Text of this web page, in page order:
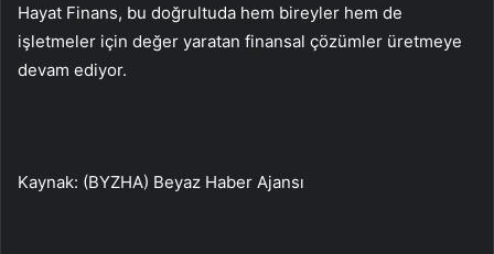
Hayat Finans, bu doğrultuda hem bireyler hem de
işletmeler için değer yaratan finansal çözümler üretmeye
devam ediyor.
Kaynak: (BYZHA) Beyaz Haber Ajansı